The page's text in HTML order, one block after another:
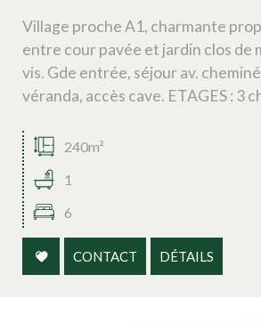
Village proche A1, charmante
entre cour pavée et jardin clos de
vis. Gde entrée, séjour av.
véranda, accès cave. ETAGES : 3
240m²
1
6
CONTACT DÉTAILS